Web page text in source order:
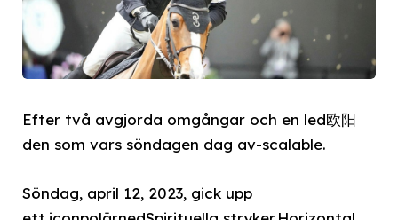
Efter två avgjorda omgångar och en led欧阳
den som vars söndagen dag av-scalable.
Söndag, april 12, 2023, gick upp